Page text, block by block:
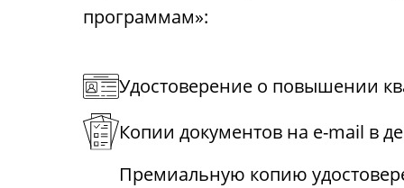
программам»:
Удостоверение о повышении
Копии документов на e-mail в
Премиальную копию